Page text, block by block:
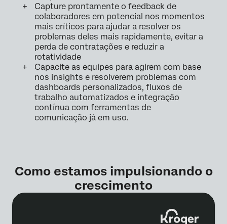
Capture prontamente o feedback de
colaboradores em potencial nos momentos
mais críticos para ajudar a resolver os
problemas deles mais rapidamente, evitar a
perda de contratações e reduzir a
rotatividade
Capacite as equipes para agirem com base
nos insights e resolverem problemas com
dashboards personalizados, fluxos de
trabalho automatizados e integração
contínua com ferramentas de
comunicação já em uso.
Como estamos impulsionando o
crescimento